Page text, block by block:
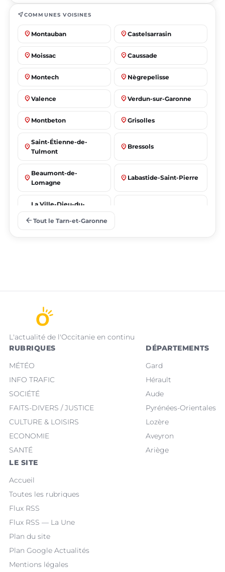
near_meCOMMUNES VOISINES
place Montauban place Castelsarrasin
place Moissac place Caussade
place Montech place Nègrepelisse
place Valence place Verdun-sur-Garonne
place Montbeton place Grisolles
place
Saint-Étienne-de-
Tulmont
place Bressols
place
Beaumont-de-
Lomagne
place Labastide-Saint-Pierre
La Ville-Dieu-du-
arrow_back Tout le Tarn-et-Garonne
L'actualité de l'Occitanie en continu
RUBRIQUES
MÉTÉO
INFO TRAFIC
SOCIÉTÉ
FAITS-DIVERS / JUSTICE
CULTURE & LOISIRS
ECONOMIE
SANTÉ
DÉPARTEMENTS
Gard
Hérault
Aude
Pyrénées-Orientales
Lozère
Aveyron
Ariège
LE SITE
Accueil
Toutes les rubriques
Flux RSS
Flux RSS — La Une
Plan du site
Plan Google Actualités
Mentions légales